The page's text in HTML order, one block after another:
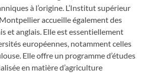
à l’origine. L’Institut supérieur
accueille également des
et anglais. Elle est essentiellement
européennes, notamment celles
Elle offre un programme d’études
en matière d’agriculture